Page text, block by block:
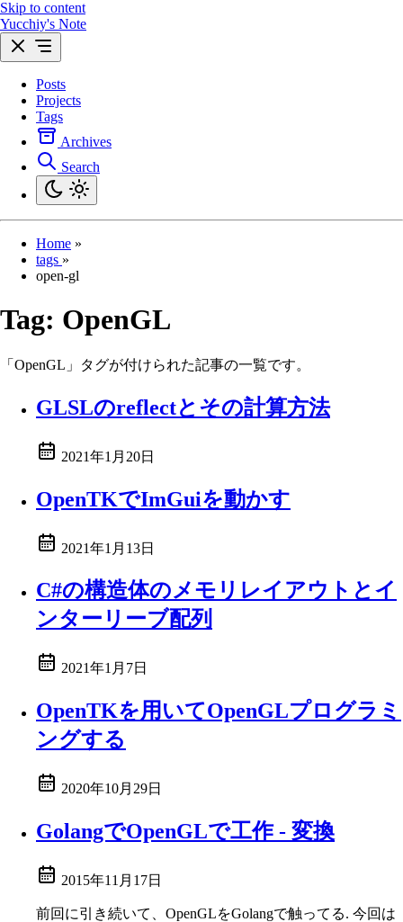
Skip to content
Yucchiy's Note
Posts
Projects
Tags
Archives
Search
Home »
tags »
open-gl
Tag: OpenGL
「OpenGL」タグが付けられた記事の一覧です。
GLSLのreflectとその計算方法
2021年1月20日
OpenTKでImGuiを動かす
2021年1月13日
C#の構造体のメモリレイアウトとイ
ンターリーブ配列
2021年1月7日
OpenTKを用いてOpenGLプログラミ
ングする
2020年10月29日
GolangでOpenGLで工作 - 変換
2015年11月17日
前回に引き続いて、OpenGLをGolangで触ってる. 今回は